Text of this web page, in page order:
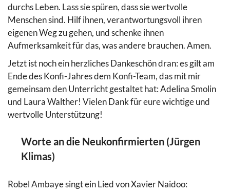
durchs Leben. Lass sie spüren, dass sie wertvolle
Menschen sind. Hilf ihnen, verantwortungsvoll ihren
eigenen Weg zu gehen, und schenke ihnen
Aufmerksamkeit für das, was andere brauchen. Amen.
Jetzt ist noch ein herzliches Dankeschön dran: es gilt am
Ende des Konfi-Jahres dem Konfi-Team, das mit mir
gemeinsam den Unterricht gestaltet hat: Adelina Smolin
und Laura Walther! Vielen Dank für eure wichtige und
wertvolle Unterstützung!
Worte an die Neukonfirmierten (Jürgen
Klimas)
Robel Ambaye singt ein Lied von Xavier Naidoo: